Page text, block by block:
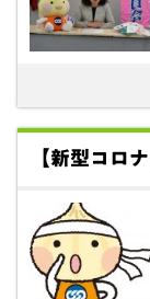
【新型コロ